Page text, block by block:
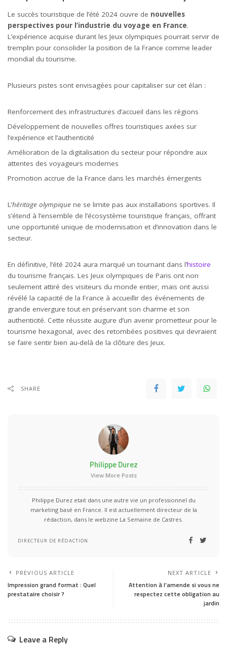
Le succès touristique de l’été 2024 ouvre de nouvelles
perspectives pour l’industrie du voyage en France.
L’expérience acquise durant les Jeux olympiques pourrait servir de
tremplin pour consolider la position de la France comme leader
mondial du tourisme.
Plusieurs pistes sont envisagées pour capitaliser sur cet élan :
Renforcement des infrastructures d’accueil dans les régions
Développement de nouvelles offres touristiques axées sur
l’expérience et l’authenticité
Amélioration de la digitalisation du secteur pour répondre aux
attentes des voyageurs modernes
Promotion accrue de la France dans les marchés émergents
L’héritage olympique ne se limite pas aux installations sportives. Il
s’étend à l’ensemble de l’écosystème touristique français, offrant
une opportunité unique de modernisation et d’innovation dans le
secteur.
En définitive, l’été 2024 aura marqué un tournant dans l’histoire
du tourisme français. Les Jeux olympiques de Paris ont non
seulement attiré des visiteurs du monde entier, mais ont aussi
révélé la capacité de la France à accueillir des événements de
grande envergure tout en préservant son charme et son
authenticité. Cette réussite augure d’un avenir prometteur pour le
tourisme hexagonal, avec des retombées positives qui devraient
se faire sentir bien au-delà de la clôture des Jeux.
SHARE
Philippe Durez
View More Posts
Philippe Durez etait dans une autre vie un professionnel du
marketing basé en France. Il est actuellement directeur de la
rédaction, dans le webzine La Semaine de Castres.
DIRECTEUR DE RÉDACTION
PREVIOUS ARTICLE
Impression grand format : Quel
prestataire choisir ?
NEXT ARTICLE
Attention à l’amende si vous ne
respectez cette obligation au
jardin
Leave a Reply